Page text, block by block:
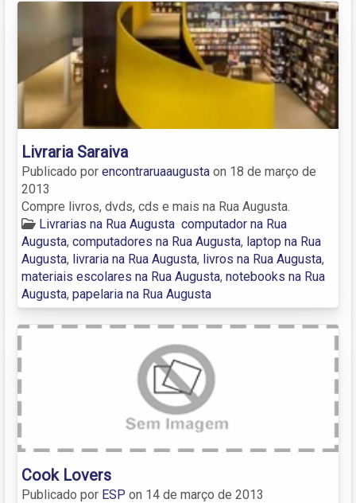
Livraria Saraiva
Publicado por encontraruaaugusta on 18 de março de
2013
Compre livros, dvds, cds e mais na Rua Augusta.
Livrarias na Rua Augusta computador na Rua
Augusta, computadores na Rua Augusta, laptop na Rua
Augusta, livraria na Rua Augusta, livros na Rua Augusta,
materiais escolares na Rua Augusta, notebooks na Rua
Augusta, papelaria na Rua Augusta
Cook Lovers
Publicado por ESP on 14 de março de 2013